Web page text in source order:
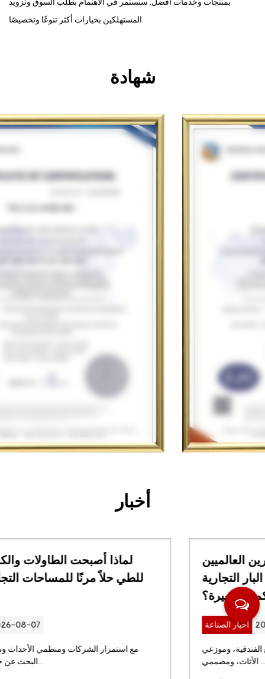
بمنتجات وخدمات أفضل. سنستمر في الاهتمام بطلب السوق وتزويد
شهادة
أخبار
ما الذي يجب على المشترين العالميين
مراعاته قبل طلب مقاعد البار التجارية
اخبار الصناعة
بالنسبة لمجموعات المطاعم العالمية، والمشاريع الفندقية، وموزعي